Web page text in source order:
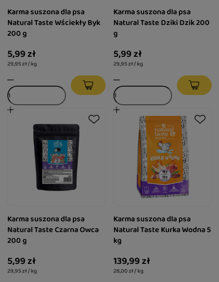
Karma suszona dla psa
Natural Taste Wściekły Byk
200 g
5,99 zł
29,95 zł / kg
Karma suszona dla psa
Natural Taste Dziki Dzik 200
g
5,99 zł
29,95 zł / kg
Karma suszona dla psa
Natural Taste Czarna Owca
200 g
5,99 zł
29,95 zł / kg
Karma suszona dla psa
Natural Taste Kurka Wodna 5
kg
139,99 zł
28,00 zł / kg